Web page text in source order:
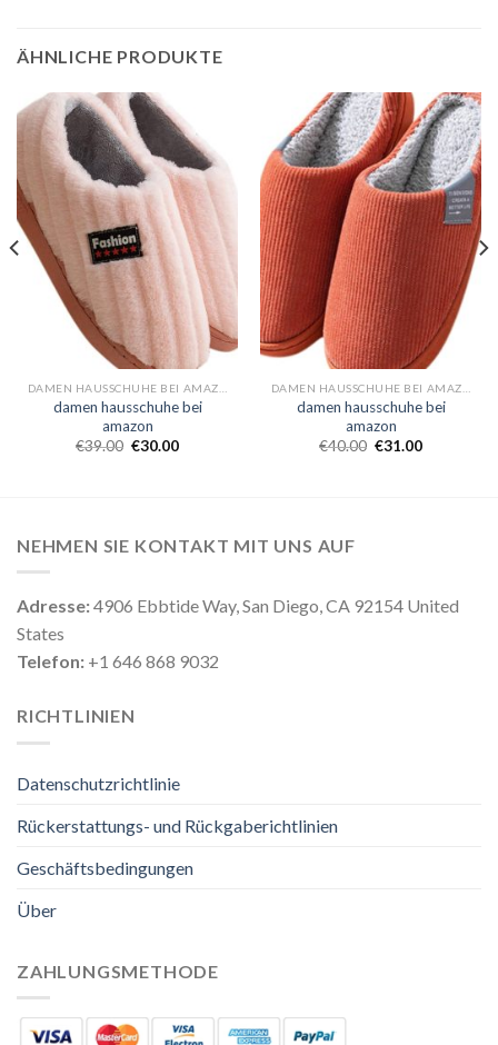
ÄHNLICHE PRODUKTE
damen hausschuhe bei
amazon
€39.00 €30.00
damen hausschuhe bei
amazon
€40.00 €31.00
NEHMEN SIE KONTAKT MIT UNS AUF
Adresse:4906 Ebbtide Way, San Diego, CA 92154 United
States
Telefon: +1 646 868 9032
RICHTLINIEN
Datenschutzrichtlinie
Rückerstattungs- und Rückgaberichtlinien
Geschäftsbedingungen
Über
ZAHLUNGSMETHODE